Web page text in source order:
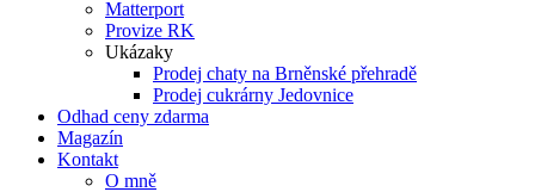
Matterport
Provize RK
Ukázaky
Prodej chaty na Brněnské přehradě
Prodej cukrárny Jedovnice
Odhad ceny zdarma
Magazín
Kontakt
O mně